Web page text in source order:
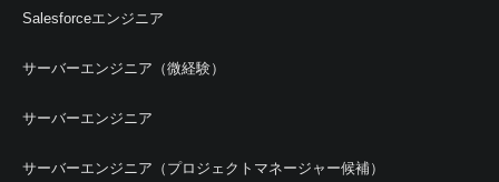
Salesforceエンジニア
サーバーエンジニア（微経験）
サーバーエンジニア
サーバーエンジニア（プロジェクトマネージャー候補）